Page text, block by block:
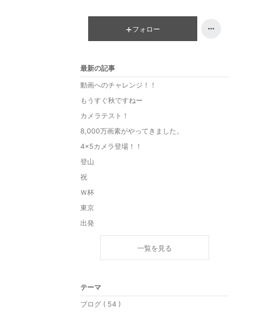
フォロー
最新の記事
動画へのチャレンジ！！
もうすぐ秋ですねー
カメラテスト！
8,000万画素がやってきました。
4×5カメラ登場！！
登山
祝
Ｗ杯
東京
出発
一覧を見る
テーマ
ブログ ( 54 )